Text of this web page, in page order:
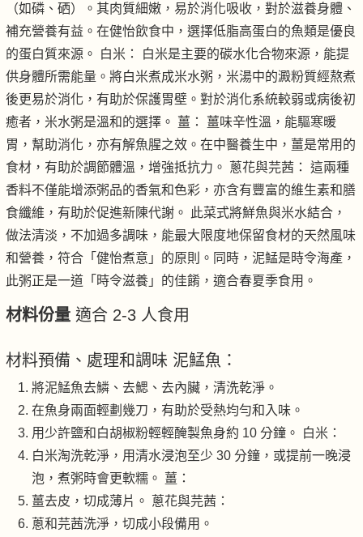
（如磷、硒）。其肉質細嫩，易於消化吸收，對於滋養身體、
補充營養有益。在健怡飲食中，選擇低脂高蛋白的魚類是優良
的蛋白質來源。 白米： 白米是主要的碳水化合物來源，能提
供身體所需能量。將白米煮成米水粥，米湯中的澱粉質經熬煮
後更易於消化，有助於保護胃壁。對於消化系統較弱或病後初
癒者，米水粥是溫和的選擇。 薑： 薑味辛性溫，能驅寒暖
胃，幫助消化，亦有解魚腥之效。在中醫養生中，薑是常用的
食材，有助於調節體溫，增強抵抗力。 蔥花與芫茜： 這兩種
香料不僅能增添粥品的香氣和色彩，亦含有豐富的維生素和膳
食纖維，有助於促進新陳代謝。 此菜式將鮮魚與米水結合，
做法清淡，不加過多調味，能最大限度地保留食材的天然風味
和營養，符合「健怡煮意」的原則。同時，泥鯭是時令海產，
此粥正是一道「時令滋養」的佳餚，適合春夏季食用。
材料份量 適合 2-3 人食用
材料預備、處理和調味 泥鯭魚：
將泥鯭魚去鱗、去鰓、去內臟，清洗乾淨。
在魚身兩面輕劃幾刀，有助於受熱均勻和入味。
用少許鹽和白胡椒粉輕輕醃製魚身約 10 分鐘。 白米：
白米淘洗乾淨，用清水浸泡至少 30 分鐘，或提前一晚浸
泡，煮粥時會更軟糯。 薑：
薑去皮，切成薄片。 蔥花與芫茜：
蔥和芫茜洗淨，切成小段備用。